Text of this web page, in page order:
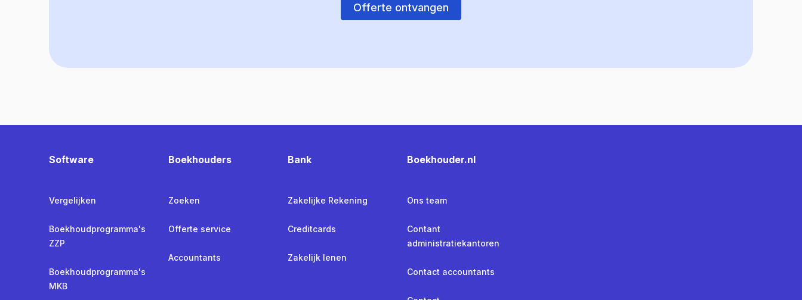
Offerte ontvangen
Software
Vergelijken
Boekhoudprogramma's
ZZP
Boekhoudprogramma's
MKB
Boekhouders
Zoeken
Offerte service
Accountants
Bank
Zakelijke Rekening
Creditcards
Zakelijk lenen
Boekhouder.nl
Ons team
Contant
administratiekantoren
Contact accountants